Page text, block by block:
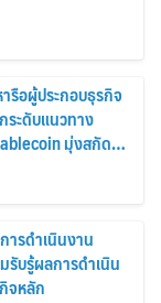
รือผู้ประกอบธุรกิจ
ะดับแนวทาง
มุ่งสกัด
นโลยี
ารดำเนินงาน
รับรู้ผลการดำเนิน
จหลัก